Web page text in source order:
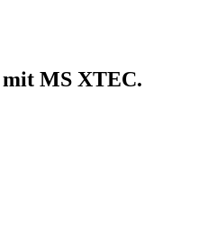
MS XTEC.